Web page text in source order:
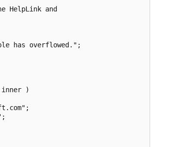
HelpLink and
has overflowed.";
)